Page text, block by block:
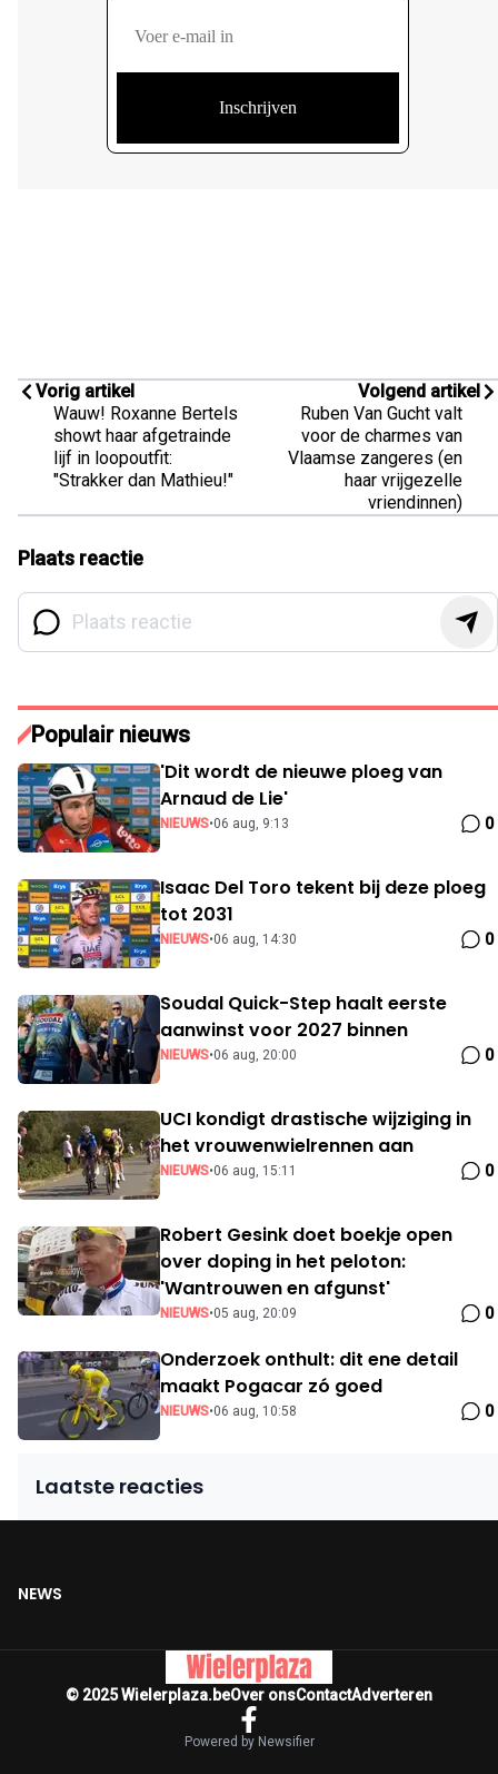
Vorig artikel
Wauw! Roxanne Bertels
showt haar afgetrainde
lijf in loopoutfit:
"Strakker dan Mathieu!"
Volgend artikel
Ruben Van Gucht valt
voor de charmes van
Vlaamse zangeres (en
haar vrijgezelle
vriendinnen)
Plaats reactie
Populair nieuws
'Dit wordt de nieuwe ploeg van
Arnaud de Lie'
NIEUWS•06 aug, 9:13 0
Isaac Del Toro tekent bij deze ploeg
tot 2031
NIEUWS•06 aug, 14:30 0
Soudal Quick-Step haalt eerste
aanwinst voor 2027 binnen
NIEUWS•06 aug, 20:00 0
UCI kondigt drastische wijziging in
het vrouwenwielrennen aan
NIEUWS•06 aug, 15:11 0
Robert Gesink doet boekje open
over doping in het peloton:
'Wantrouwen en afgunst'
NIEUWS•05 aug, 20:09 0
Onderzoek onthult: dit ene detail
maakt Pogacar zó goed
NIEUWS•06 aug, 10:58 0
Laatste reacties
NEWS
© 2025 Wielerplaza.beOver onsContactAdverteren
Powered by Newsifier